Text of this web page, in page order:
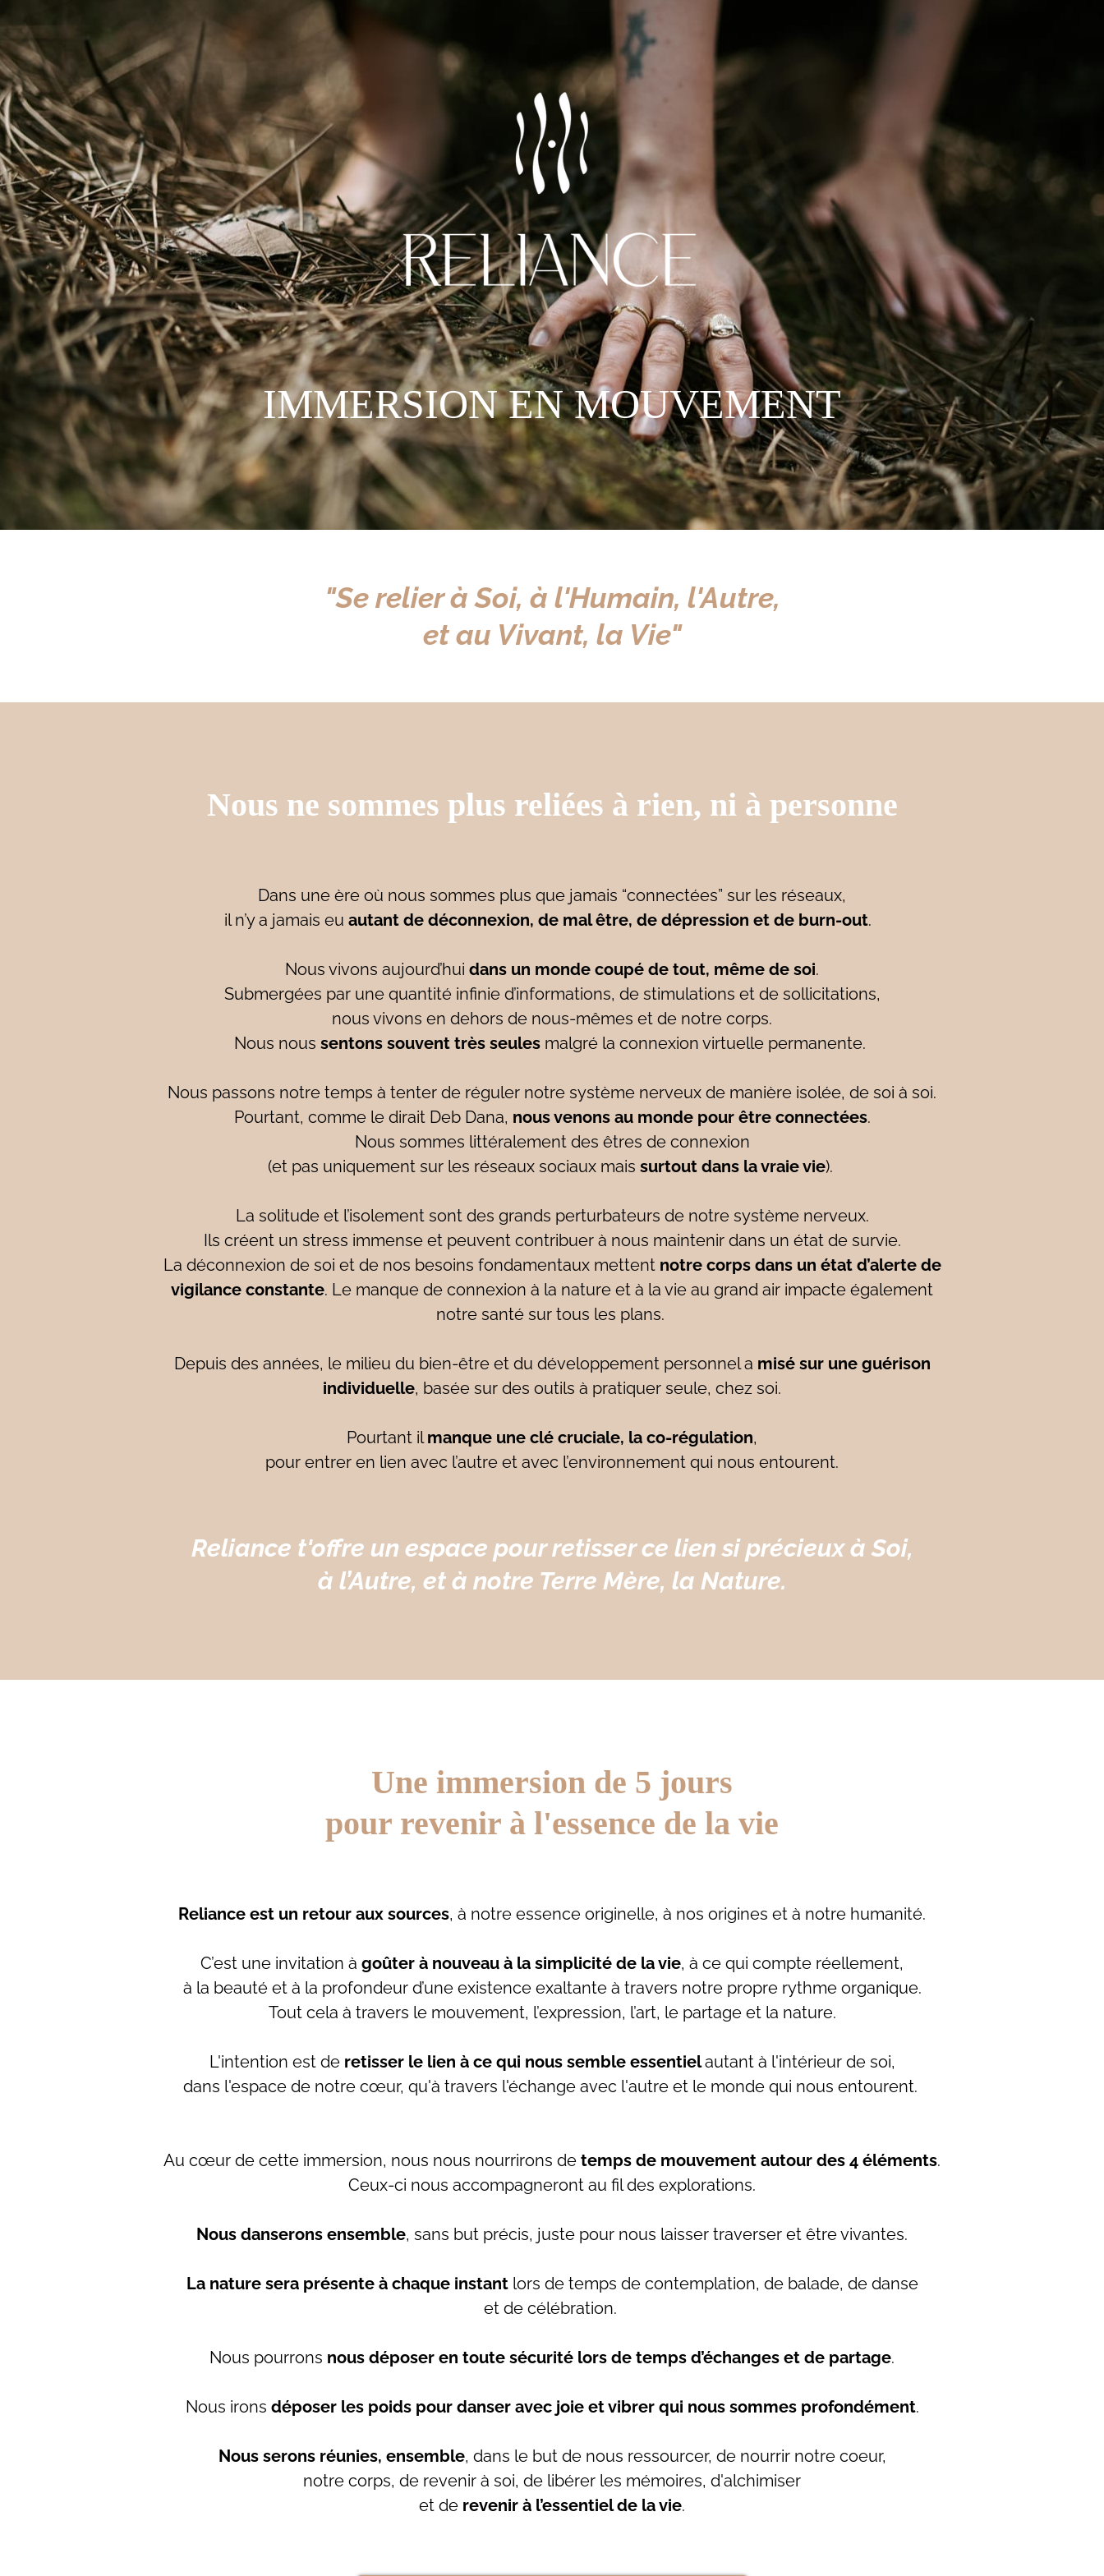
IMMERSION EN MOUVEMENT
"Se relier à Soi, à l'Humain, l'Autre,
et au Vivant, la Vie"
Nous ne sommes plus reliées à rien, ni à personne
Dans une ère où nous sommes plus que jamais “connectées” sur les réseaux,
il n’y a jamais eu autant de déconnexion, de mal être, de dépression et de burn-out.
Nous vivons aujourd’hui dans un monde coupé de tout, même de soi.
Submergées par une quantité infinie d’informations, de stimulations et de sollicitations,
nous vivons en dehors de nous-mêmes et de notre corps.
Nous nous sentons souvent très seules malgré la connexion virtuelle permanente.
Nous passons notre temps à tenter de réguler notre système nerveux de manière isolée, de soi à soi.
Pourtant, comme le dirait Deb Dana, nous venons au monde pour être connectées.
Nous sommes littéralement des êtres de connexion
(et pas uniquement sur les réseaux sociaux mais surtout dans la vraie vie).
La solitude et l’isolement sont des grands perturbateurs de notre système nerveux.
Ils créent un stress immense et peuvent contribuer à nous maintenir dans un état de survie.
La déconnexion de soi et de nos besoins fondamentaux mettent notre corps dans un état d’alerte de
vigilance constante. Le manque de connexion à la nature et à la vie au grand air impacte également
notre santé sur tous les plans.
Depuis des années, le milieu du bien-être et du développement personnel a misé sur une guérison
individuelle, basée sur des outils à pratiquer seule, chez soi.
Pourtant ilmanque une clé cruciale, la co-régulation,
pour entrer en lien avec l’autre et avec l’environnement qui nous entourent.
Reliance t'offre un espace pour retisser ce lien si précieux à Soi,
à l’Autre, et à notre Terre Mère, la Nature.
Une immersion de 5 jours
pour revenir à l'essence de la vie
Reliance est un retour aux sources, à notre essence originelle, à nos origines et à notre humanité.
C’est une invitation à goûter à nouveau à la simplicité de la vie, à ce qui compte réellement,
à la beauté et à la profondeur d’une existence exaltante à travers notre propre rythme organique.
Tout cela à travers le mouvement, l’expression, l’art, le partage et la nature.
L'intention est de retisser le lien à ce qui nous semble essentielautant à l'intérieur de soi,
dans l'espace de notre cœur, qu'à travers l'échange avec l'autre et le monde qui nous entourent.
Au cœur de cette immersion, nous nous nourrirons de temps de mouvement autour des 4 éléments.
Ceux-ci nous accompagneront au fil des explorations.
Nous danserons ensemble, sans but précis, juste pour nous laisser traverser et être vivantes.
La nature sera présente à chaque instantlors de temps de contemplation, de balade, de danse
et de célébration.
Nous pourrons nous déposer en toute sécurité lors de temps d’échanges et de partage.
Nous irons déposer les poids pour danser avec joie et vibrer qui nous sommes profondément.
Nous serons réunies, ensemble, dans le but de nous ressourcer, de nourrir notre coeur,
notre corps, de revenir à soi, de libérer les mémoires, d'alchimiser
et de revenir à l’essentiel de la vie.